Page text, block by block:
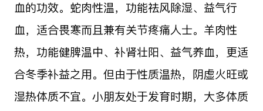
血的功效。蛇肉性温，功能祛风除湿、益气行
血，适合畏寒而且兼有关节疼痛人士。羊肉性
热，功能健脾温中、补肾壮阳、益气养血，更适
合冬季补益之用。但由于性质温热，阴虚火旺或
湿热体质不宜。小朋友处于发育时期，大多体质